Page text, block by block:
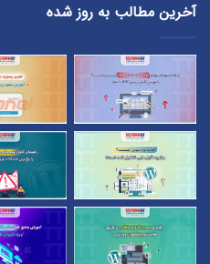
آخرین مطالب به روز شده